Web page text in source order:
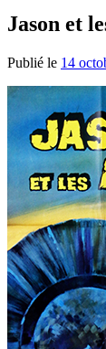
Jason et
Publié le 14